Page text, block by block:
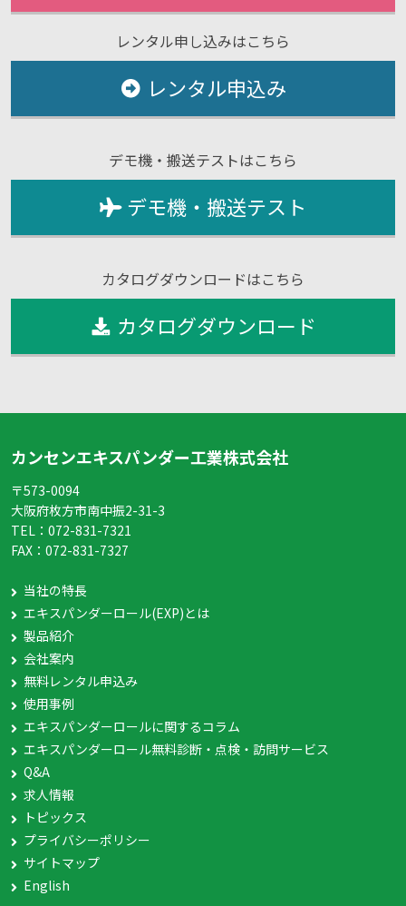
レンタル申し込みはこちら
レンタル申込み
デモ機・搬送テストはこちら
デモ機・搬送テスト
カタログダウンロードはこちら
カタログダウンロード
カンセンエキスパンダー工業株式会社
〒573-0094
大阪府枚方市南中振2-31-3
TEL： 072-831-7321
FAX： 072-831-7327
当社の特長
エキスパンダーロール(EXP)とは
製品紹介
会社案内
無料レンタル申込み
使用事例
エキスパンダーロールに関するコラム
エキスパンダーロール無料診断・点検・訪問サービス
Q&A
求人情報
トピックス
プライバシーポリシー
サイトマップ
English